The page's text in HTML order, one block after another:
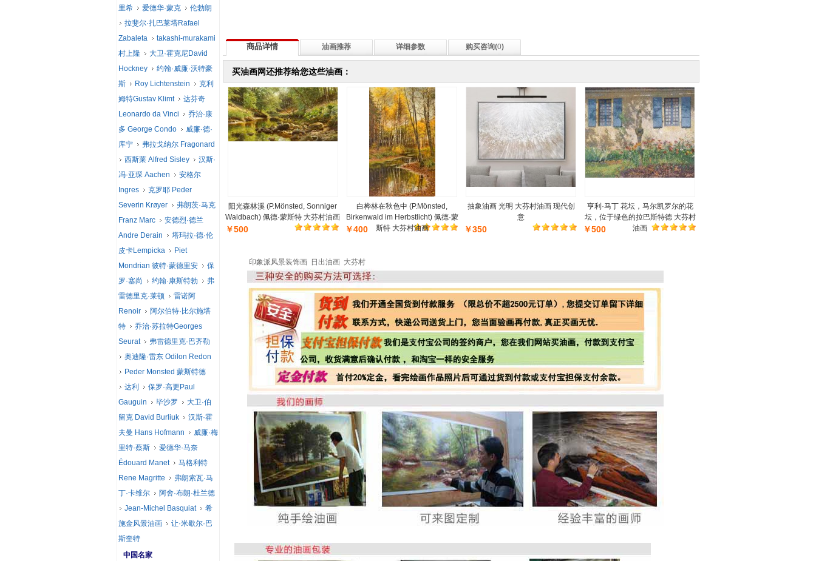
商品详情 油画推荐 详细参数 购买咨询(0)
买油画网还推荐给您这些油画：
阳光森林溪 (P.Mönsted, Sonniger
Waldbach) 佩德·蒙斯特 大芬村油画
￥500
白桦林在秋色中 (P.Mönsted,
Birkenwald im Herbstlicht) 佩德·蒙
斯特 大芬村油画
￥400
抽象油画 光明 大芬村油画 现代创
意
￥350
亨利·马丁 花坛，马尔凯罗尔的花
坛，位于绿色的拉巴斯特德 大芬村
油画
￥500
印象派风景装饰画 日出油画 大芬村
里希
爱德华·蒙克
伦勃朗
拉斐尔·扎巴莱塔Rafael
Zabaleta
takashi-murakami
村上隆
大卫·霍克尼David
Hockney
约翰·威廉·沃特豪
斯
Roy Lichtenstein
克利
姆特Gustav Klimt
达芬奇
Leonardo da Vinci
乔治·康
多 George Condo
威廉·德·
库宁
弗拉戈纳尔 Fragonard
西斯莱 Alfred Sisley
汉斯·
冯·亚琛 Aachen
安格尔
Ingres
克罗耶 Peder
Severin Krøyer
弗朗茨·马克
Franz Marc
安德烈·德兰
Andre Derain
塔玛拉·德·伦
皮卡Lempicka
Piet
Mondrian 彼特·蒙德里安
保
罗·塞尚
约翰·康斯特勃
弗
雷德里克·莱顿
雷诺阿
Renoir
阿尔伯特·比尔施塔
特
乔治·苏拉特Georges
Seurat
弗雷德里克·巴齐勒
奥迪隆·雷东 Odilon Redon
Peder Monsted 蒙斯特德
达利
保罗·高更Paul
Gauguin
毕沙罗
大卫·伯
留克 David Burliuk
汉斯·霍
夫曼 Hans Hofmann
威廉·梅
里特·蔡斯
爱德华·马奈
Édouard Manet
马格利特
Rene Magritte
弗朗索瓦·马
丁·卡维尔
阿舍·布朗·杜兰德
Jean-Michel Basquiat
希
施金风景油画
让·米歇尔·巴
斯奎特
中国名家